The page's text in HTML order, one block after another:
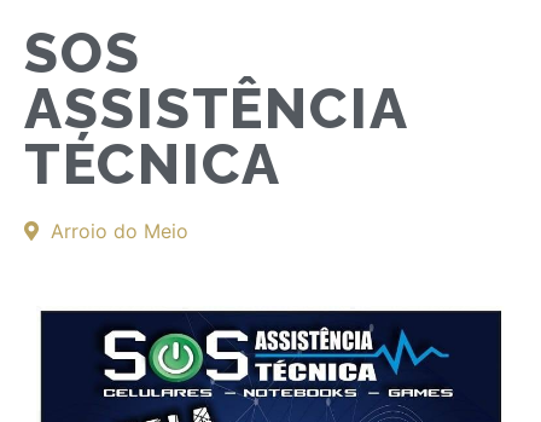
SOS
ASSISTÊNCIA
TÉCNICA
Arroio do Meio